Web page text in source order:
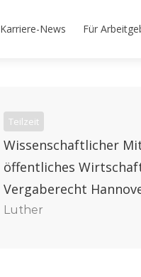
Karriere-News Für
Teilzeit
Wissenschaftlicher
öffentliches
Vergaberecht
Luther